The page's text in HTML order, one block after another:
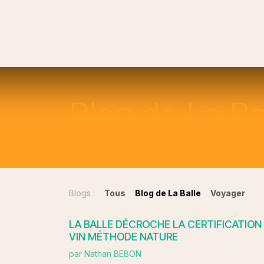
Blogs : Tous Blog de La Balle Voyager
LA BALLE DÉCROCHE LA CERTIFICATION
VIN MÉTHODE NATURE
par Nathan BEBON